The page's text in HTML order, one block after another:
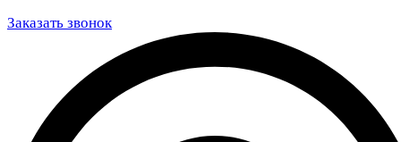
Заказать звонок